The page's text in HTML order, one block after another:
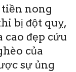
nong
bị đột quỵ,
đẹp cứu
của
sự ủng